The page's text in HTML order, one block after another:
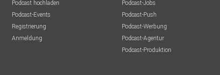
Podcast hochladen
Podcast-Events
Registrierung
Anmeldung
Podcast-Jobs
Podcast-Push
Podcast-Werbung
Podcast-Agentur
Podcast-Produktion